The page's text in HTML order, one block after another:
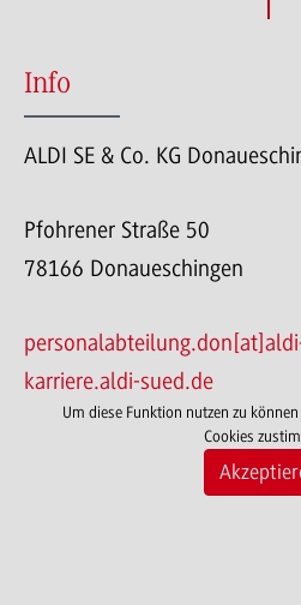
Info
ALDI SE & Co. KG
Pfohrener Straße 50
78166 Donaueschingen
karriere.aldi-sued.de
Um diese Funktion nutzen zu
Cookies